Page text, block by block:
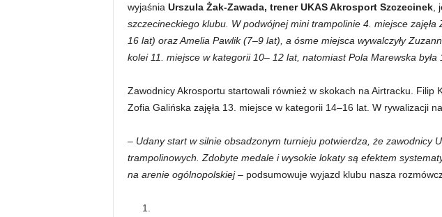
wyjaśnia Urszula Żak-Zawada, trener UKAS Akrosport Szczecinek,
szczecineckiego klubu. W podwójnej mini trampolinie 4. miejsce
16 lat) oraz Amelia Pawlik (7–9 lat), a ósme miejsca wywalczyły
kolei 11. miejsce w kategorii 10– 12 lat, natomiast Pola Marewska była
Zawodnicy Akrosportu startowali również w skokach na Airtracku. Filip
Zofia Galińska zajęła 13. miejsce w kategorii 14–16 lat. W rywalizacji
– Udany start w silnie obsadzonym turnieju potwierdza, że zawodnicy
trampolinowych. Zdobyte medale i wysokie lokaty są efektem
na arenie ogólnopolskiej– podsumowuje wyjazd klubu nasza